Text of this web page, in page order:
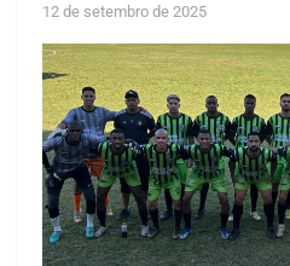
12 de setembro de 2025